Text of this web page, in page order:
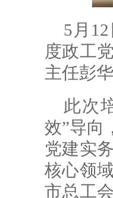
5月
度政工
主任彭
此次
效”导向
党建实
核心领
市总工